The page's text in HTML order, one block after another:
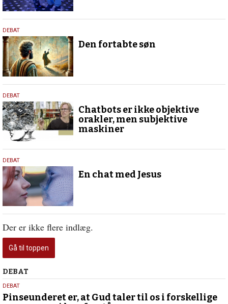
27.
maj
2025
DEBAT
Den fortabte søn
27.
maj
2025
DEBAT
Chatbots er ikke objektive
orakler, men subjektive
maskiner
27.
maj
2025
DEBAT
En chat med Jesus
Der er ikke flere indlæg.
Gå til toppen
Debat
DEBAT
5.
august
DEBAT
Pinseunderet er, at Gud taler til os i forskellige